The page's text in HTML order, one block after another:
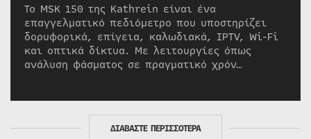
Το MSK 150 της Kathrein είναι ένα
επαγγελματικό πεδιόμετρο που υποστηρίζει
δορυφορικά, επίγεια, καλωδιακά, IPTV, Wi-Fi
και οπτικά δίκτυα. Με λειτουργίες όπως
ανάλυση φάσματος σε πραγματικό χρόν…
ΔΙΑΒΑΣΤΕ ΠΕΡΙΣΣΟΤΕΡΑ